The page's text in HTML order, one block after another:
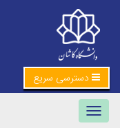
دسترسی سریع
Toggle navigation